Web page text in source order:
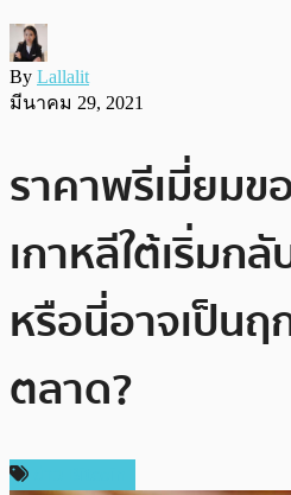
By Lallalit
มีนาคม 29, 2021
ราคาพรีเมี่ยมข
เกาหลีใต้เริ่มก
หรือนี่อาจเป็น
ตลาด?